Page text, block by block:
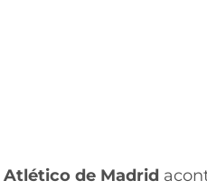
Atlético de Madrid